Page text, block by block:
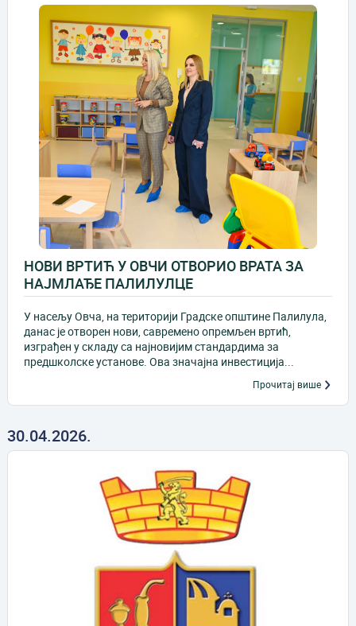
НОВИ ВРТИЋ У ОВЧИ ОТВОРИО ВРАТА ЗА
НАЈМЛАЂЕ ПАЛИЛУЛЦЕ
У насељу Овча, на територији Градске општине Палилула,
данас је отворен нови, савремено опремљен вртић,
изграђен у складу са најновијим стандардима за
предшколске установе. Ова значајна инвестиција...
Прочитај више
30.04.2026.